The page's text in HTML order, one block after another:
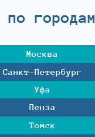
по городам
Москва
Санкт-Петербург
Уфа
Пенза
Томск